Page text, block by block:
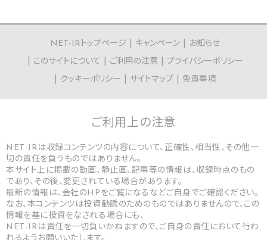
NET-IRトップページ キャンペーン
お知らせ
このサイトについて
ご利用の注意
プライバシーポリシー
クッキーポリシー
サイトマップ 免責事項
ご利用上の注意
NET-IRは収録コンテンツの内容について、正確性、相当性、その他一
切の責任を負うものではありません。
本サイト上に掲載の動画、静止画、記事等の情報は、収録時点のもの
であり、その後、変更されている場合があります。
最新の情報は、会社のHPをご覧になるなどご自身でご確認ください。
なお、本コンテンツは投資勧誘のためのものではありませんので、この
情報を基に投資をなされる場合にも、
NET-IRは責任を一切負いかねますので、ご自身の責任において行わ
れるようお願いいたします。